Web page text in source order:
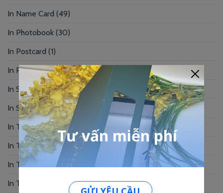
In Name Card (49)
In Photobook (30)
In Postcard (1)
In Profile(1)
In Sổ Tay(2)
In Standee – PP(2)
In Tag Treo(7)
In Thẻ Bài(2)
In Thẻ Nhân Viên
(3)
In Thẻ Nhựa